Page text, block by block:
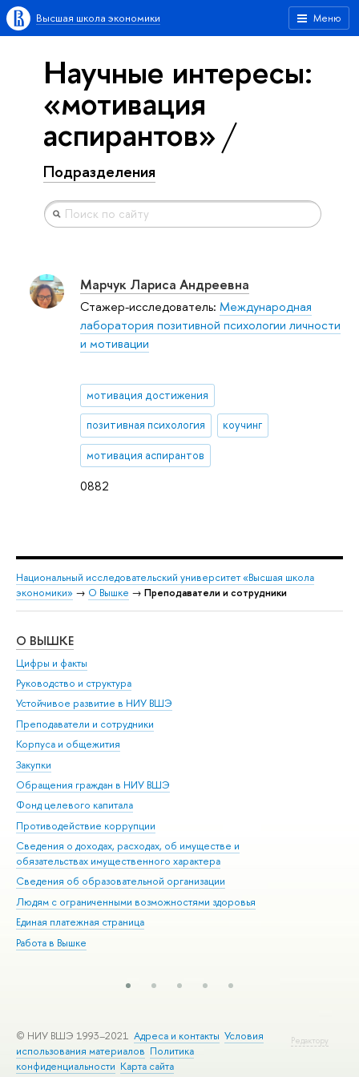
Меню
Высшая школа экономики
Научные интересы:
«мотивация
аспирантов»
Подразделения
0882
Марчук Лариса Андреевна
Стажер-исследователь: Международная
лаборатория позитивной психологии личности
и мотивации
мотивация достижения
позитивная психология коучинг
мотивация аспирантов
Национальный исследовательский университет «Высшая школа
экономики» → О Вышке → Преподаватели и сотрудники
О ВЫШКЕ
Цифры и факты
Руководство и структура
Устойчивое развитие в НИУ ВШЭ
Преподаватели и сотрудники
Корпуса и общежития
Закупки
Обращения граждан в НИУ ВШЭ
Фонд целевого капитала
Противодействие коррупции
Сведения о доходах, расходах, об имуществе и
обязательствах имущественного характера
Сведения об образовательной организации
Людям с ограниченными возможностями здоровья
Единая платежная страница
Работа в Вышке
Редактору
© НИУ ВШЭ 1993–2021 Адреса и контакты Условия
использования материалов Политика
конфиденциальности Карта сайта